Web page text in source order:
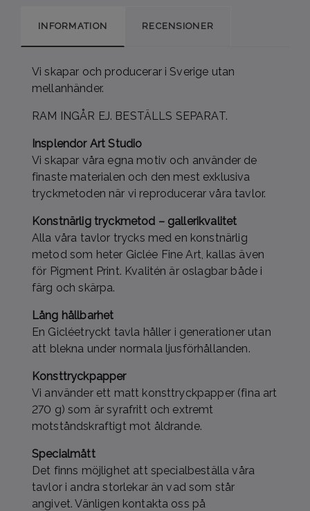
INFORMATION RECENSIONER
Vi skapar och producerar i Sverige utan
mellanhänder.
RAM INGÅR EJ. BESTÄLLS SEPARAT.
Insplendor Art Studio
Vi skapar våra egna motiv och använder de
finaste materialen och den mest exklusiva
tryckmetoden när vi reproducerar våra tavlor.
Konstnärlig tryckmetod – gallerikvalitet
Alla våra tavlor trycks med en konstnärlig
metod som heter Giclée Fine Art, kallas även
för Pigment Print. Kvalitén är oslagbar både i
färg och skärpa.
Lång hållbarhet
En Gicléetryckt tavla håller i generationer utan
att blekna under normala ljusförhållanden.
Konsttryckpapper
Vi använder ett matt konsttryckpapper (fina art
270 g) som är syrafritt och extremt
motståndskraftigt mot åldrande.
Specialmått
Det finns möjlighet att specialbeställa våra
tavlor i andra storlekar än vad som står
angivet. Vänligen kontakta oss på